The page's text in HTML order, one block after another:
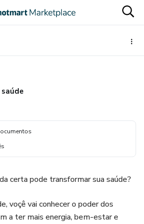
certa pode transformar sua saúde?
voçê vai conhecer o poder dos
a ter mais energia, bem-estar e